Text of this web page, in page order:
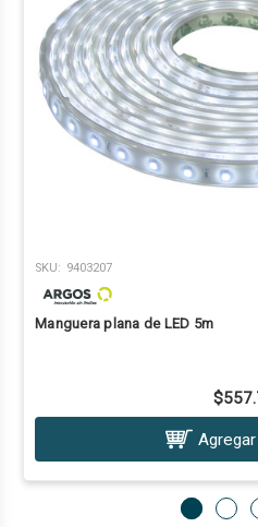
SKU: 9403207
Manguera plana de LED 5m